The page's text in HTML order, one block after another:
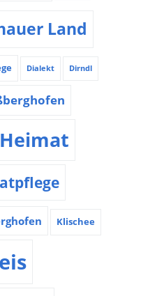
Land
Dialekt Dirndl
Heimat
Klischee